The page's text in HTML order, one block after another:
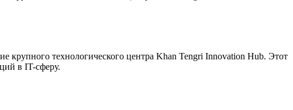
крупного технологического центра Khan Tengri Innovation Hub. Этот
в IT-сферу.